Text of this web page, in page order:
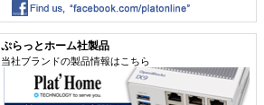
ぷらっとホーム社製品
当社ブランドの製品情報はこちら